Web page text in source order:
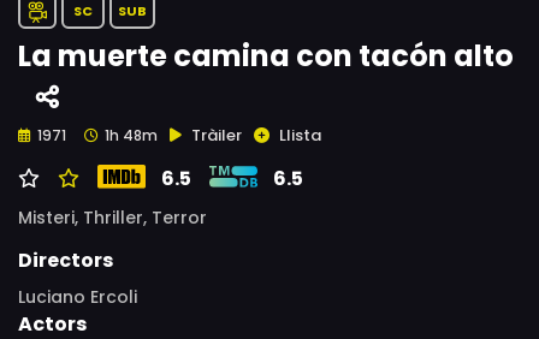
SC SUB
La muerte camina con tacón alto
1971 1h 48m Tràiler Llista
6.5 6.5
Misteri, Thriller, Terror
Directors
Luciano Ercoli
Actors